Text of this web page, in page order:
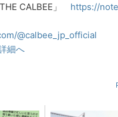
CALBEE」 https://
@calbee_jp_official
細へ